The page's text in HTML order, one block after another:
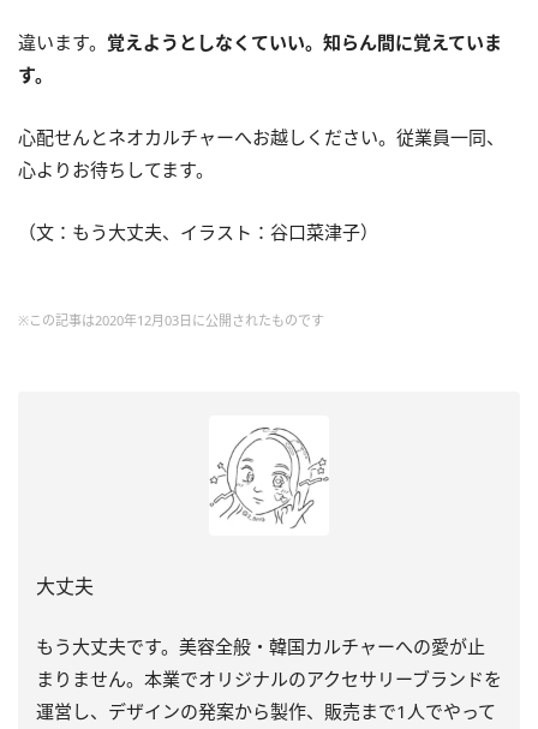
違います。 覚えようとしなくていい。知らん間に覚えていま
す。
心配せんとネオカルチャーへお越しください。従業員一同、
心よりお待ちしてます。
（文：もう大丈夫、イラスト：谷口菜津子）
※この記事は2020年12月03日に公開されたものです
大丈夫
もう大丈夫です。美容全般・韓国カルチャーへの愛が止
まりません。本業でオリジナルのアクセサリーブランドを
運営し、デザインの発案から製作、販売まで1人でやって